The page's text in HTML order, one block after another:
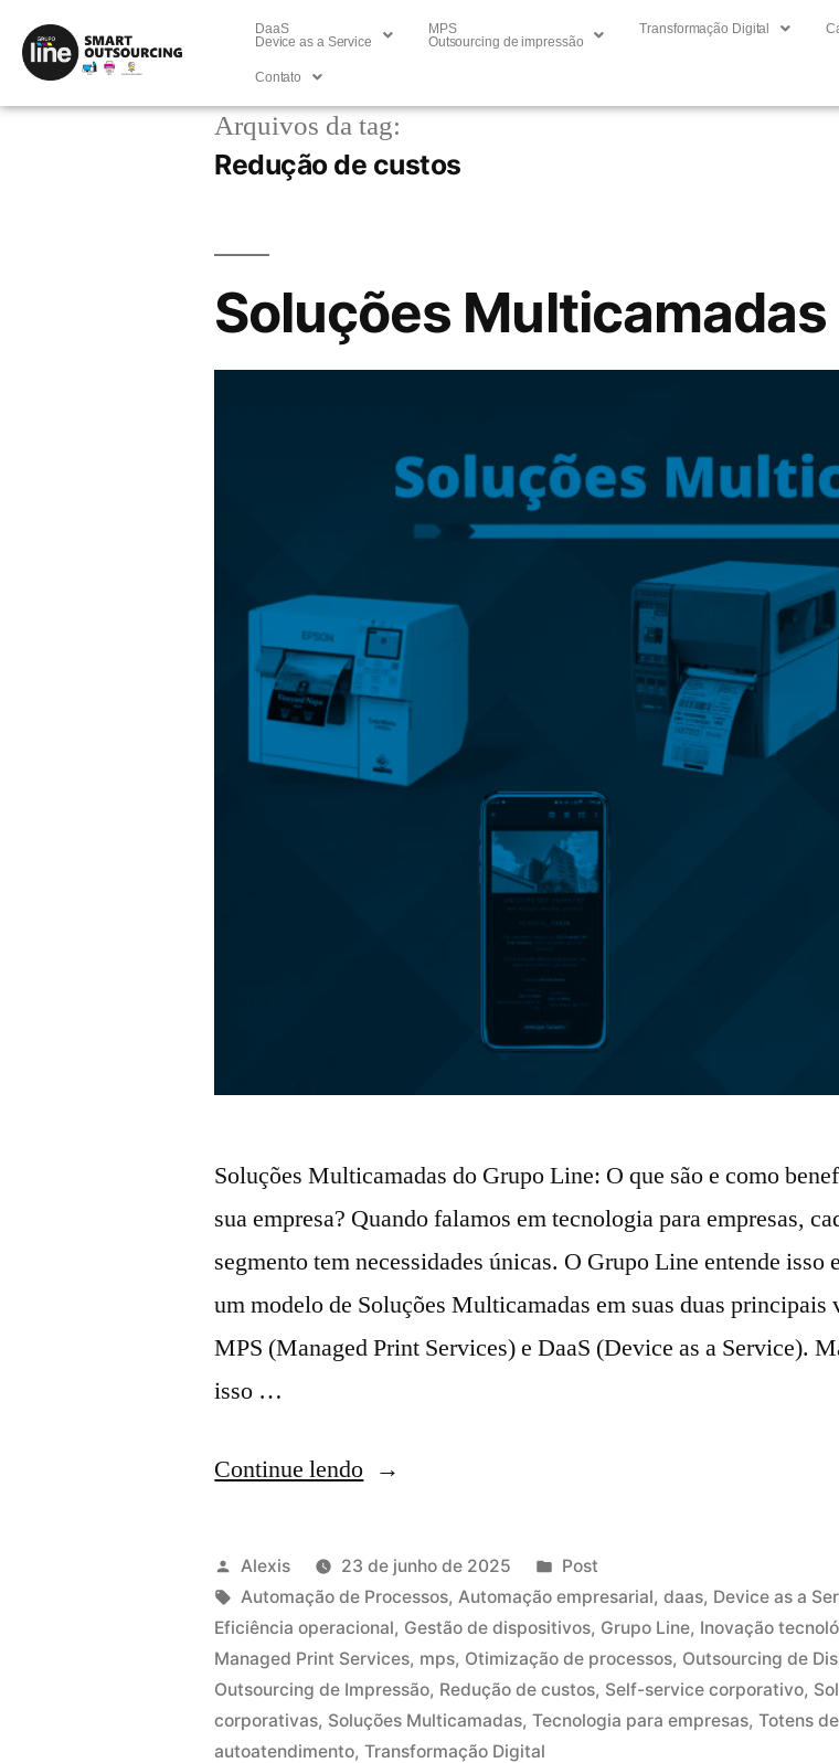
DaaS
Device as a Service
MPS
Outsourcing de impressão
Transformação Digital
Contato
Arquivos da tag:
Redução de custos
Soluções Multicamadas
Soluções Multicamadas do Grupo Line: O que são e como
sua empresa? Quando falamos em tecnologia para empresas,
segmento tem necessidades únicas. O Grupo Line entende isso
um modelo de Soluções Multicamadas em suas duas principais
MPS (Managed Print Services) e DaaS (Device as a Service).
isso …
Continue lendo
Alexis 23 de junho de 2025
Post
Automação de Processos, Automação empresarial,daas, Device as a
Eficiência operacional, Gestão de dispositivos, Grupo Line, Inovação
Managed Print Services, mps, Otimização de processos, Outsourcing de
Outsourcing de Impressão, Redução de custos, Self-service corporativo,
corporativas, Soluções Multicamadas,Tecnologia para empresas,Totens de
autoatendimento,Transformação Digital